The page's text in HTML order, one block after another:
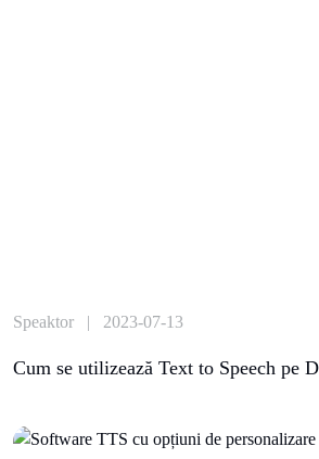
Speaktor | 2023-07-13
Cum se utilizează Text to Speech pe